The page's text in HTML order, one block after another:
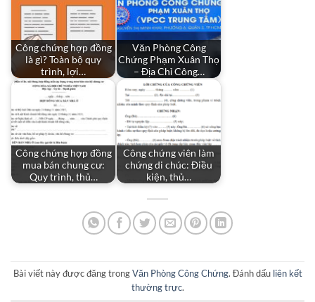
Công chứng hợp đồng
là gì? Toàn bộ quy
trình, lợi…
Văn Phòng Công
Chứng Phạm Xuân Thọ
– Địa Chỉ Công…
Công chứng hợp đồng
mua bán chung cư:
Quy trình, thủ…
Công chứng viên làm
chứng di chúc: Điều
kiện, thủ…
Bài viết này được đăng trongVăn Phòng Công Chứng. Đánh dấu liên kết
thường trực.